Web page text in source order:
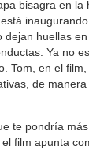
bisagra en
huellas
Ya no
Tom, en el
de
te pondría
film apunta